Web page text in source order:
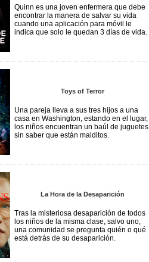
Quinn es una joven enfermera que debe
encontrar la manera de salvar su vida
cuando una aplicación para móvil le
indica que solo le quedan 3 días de vida.
Toys of Terror
Una pareja lleva a sus tres hijos a una
casa en Washington, estando en el lugar,
los niños encuentran un baúl de juguetes
sin saber que están malditos.
La Hora de la Desaparición
Tras la misteriosa desaparición de todos
los niños de la misma clase, salvo uno,
una comunidad se pregunta quién o qué
está detrás de su desaparición.